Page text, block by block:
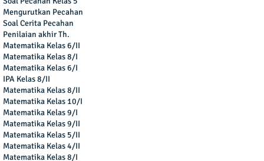
Mengurutkan Pecahan
Soal Cerita Pecahan
Penilaian akhir Th.
Matematika Kelas 6/II
Matematika Kelas 8/I
Matematika Kelas 6/I
IPA Kelas 8/II
Matematika Kelas 8/II
Matematika Kelas 10/I
Matematika Kelas 9/I
Matematika Kelas 9/II
Matematika Kelas 5/II
Matematika Kelas 4/II
Matematika Kelas 8/I